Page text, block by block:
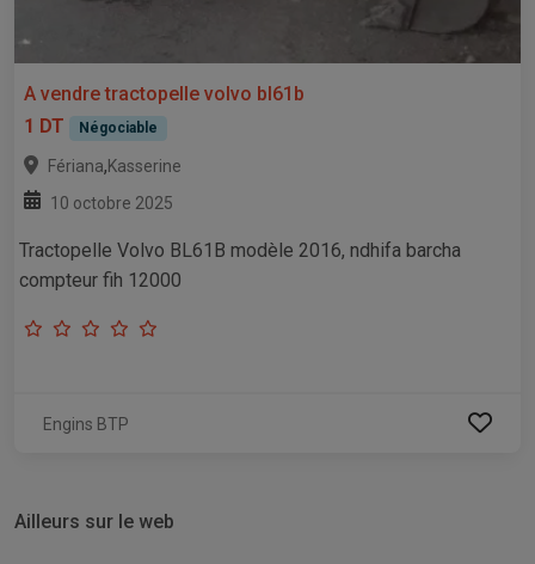
A vendre tractopelle volvo bl61b
1 DT
Négociable
Fériana,Kasserine
10 octobre 2025
Tractopelle Volvo BL61B modèle 2016, ndhifa barcha
compteur fih 12000
Engins BTP
Ailleurs sur le web